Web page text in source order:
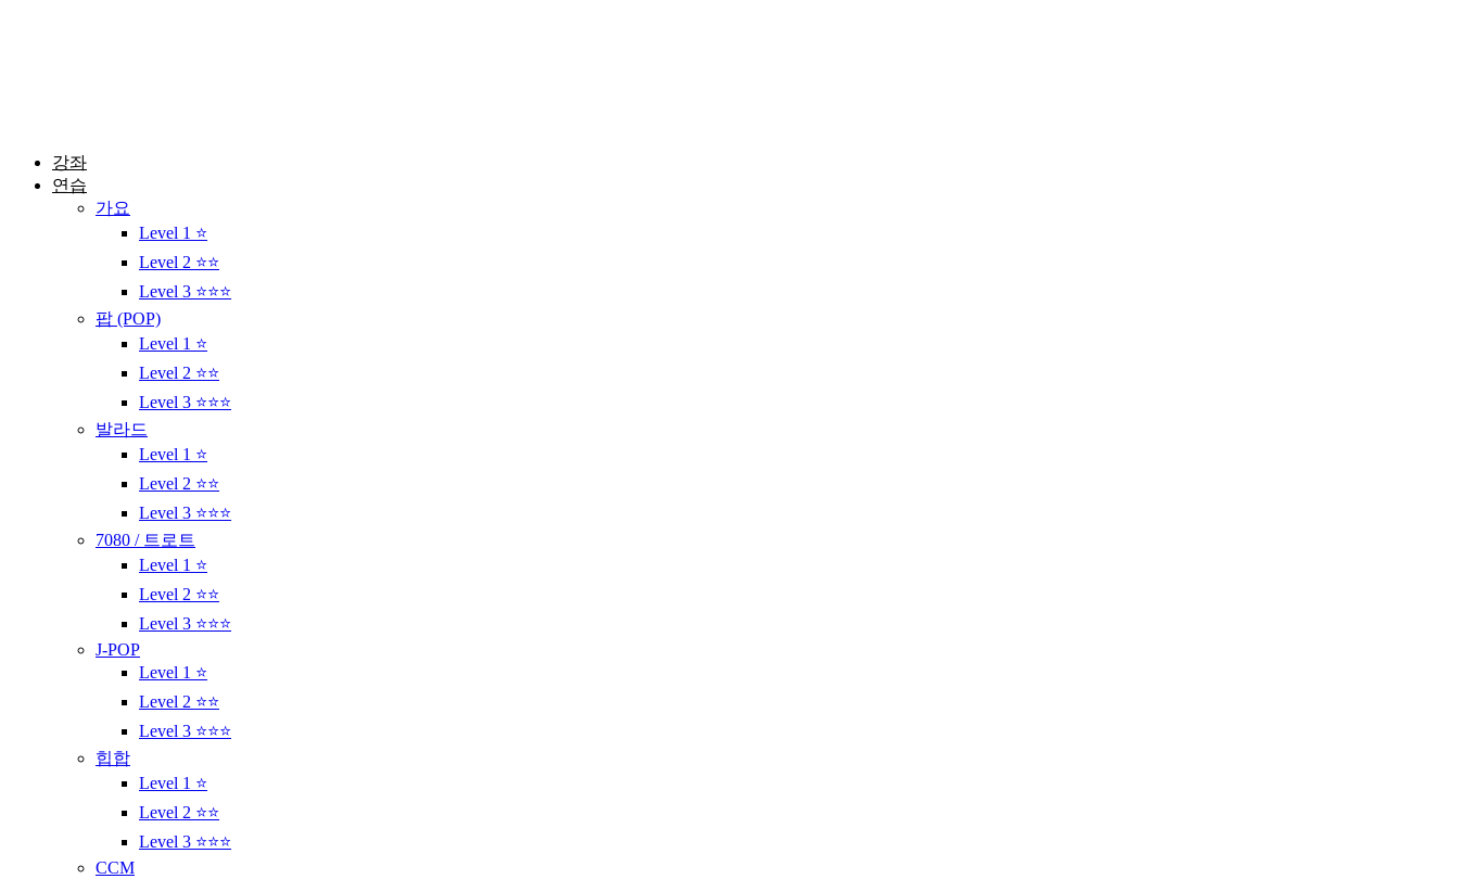
강좌
연습
가요
Level 1 ⭐
Level 2 ⭐⭐
Level 3 ⭐⭐⭐
팝 (POP)
Level 1 ⭐
Level 2 ⭐⭐
Level 3 ⭐⭐⭐
발라드
Level 1 ⭐
Level 2 ⭐⭐
Level 3 ⭐⭐⭐
7080 / 트로트
Level 1 ⭐
Level 2 ⭐⭐
Level 3 ⭐⭐⭐
J-POP
Level 1 ⭐
Level 2 ⭐⭐
Level 3 ⭐⭐⭐
힙합
Level 1 ⭐
Level 2 ⭐⭐
Level 3 ⭐⭐⭐
CCM